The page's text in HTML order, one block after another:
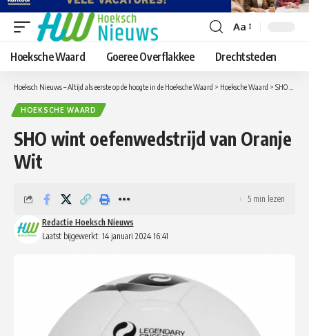
Lettergrootte
aanpassen
Aa
Hoeksche Waard Goeree Overflakkee Drechtsteden
Hoeksch Nieuws – Altijd als eerste op de hoogte in de Hoeksche Waard > Hoeksche Waard > SHO wint oefenwedstrijd van Oranje Wit
HOEKSCHE WAARD
SHO wint oefenwedstrijd van Oranje
Wit
Laatst bijgewerkt: 14 januari 2024 16:41
Redactie Hoeksch Nieuws
5 min lezen